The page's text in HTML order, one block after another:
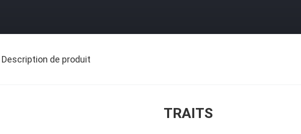
Description de produit
TRAITS